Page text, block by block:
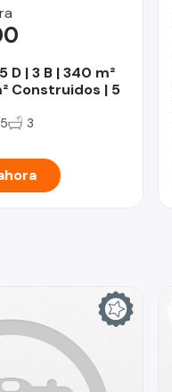
D | 3 B | 340 m²
Construidos | 5
5 3